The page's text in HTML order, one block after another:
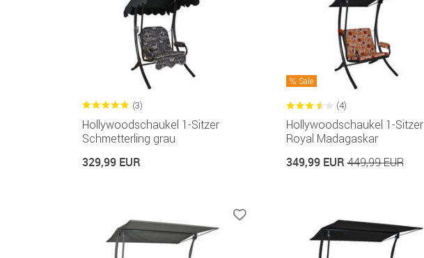
(3)
Hollywoodschaukel 1-Sitzer
Schmetterling grau
329,99 EUR
Sale
(4)
Hollywoodschaukel 1-Sitzer
Royal Madagaskar
349,99 EUR449,99 EUR